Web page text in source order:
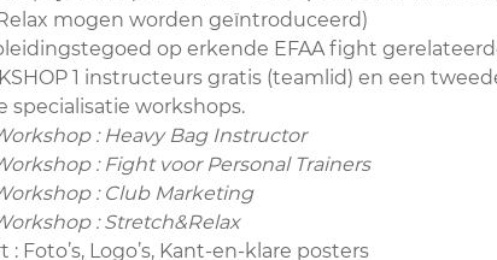
mogen worden geïntroduceerd)
op erkende EFAA fight
1 instructeurs gratis (teamlid) en een
specialisatie workshops.
: Heavy Bag Instructor
: Fight voor Personal Trainers
: Club Marketing
: Stretch&Relax
Foto’s, Logo’s, Kant-en-klare posters